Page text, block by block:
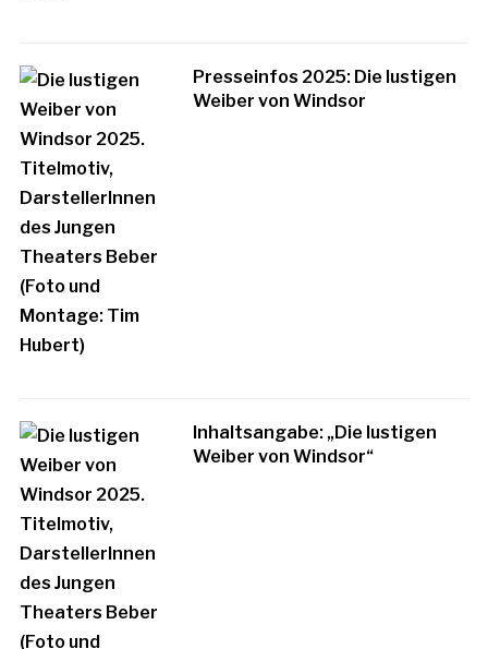
Presseinfos 2025: Die lustigen
Weiber von Windsor
Inhaltsangabe: „Die lustigen
Weiber von Windsor“